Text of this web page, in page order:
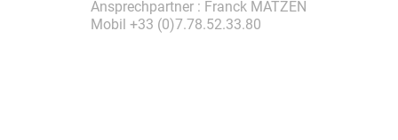
Ansprechpartner : Franck MATZEN
Mobil +33 (0)7.78.52.33.80